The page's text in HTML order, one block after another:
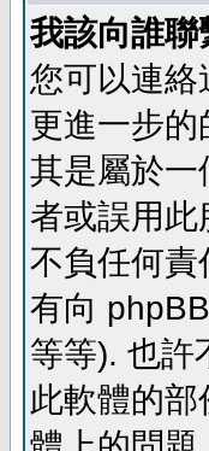
我該向誰
您可以連絡
更進一步
其是屬於
者或誤用
不負任何
有向
等等). 也許
此軟體的